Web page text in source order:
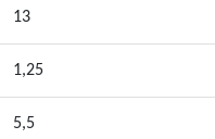
13
1,25
5,5